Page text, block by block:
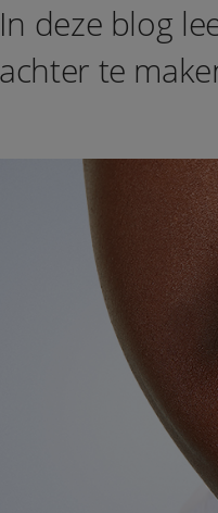
deze blog
te